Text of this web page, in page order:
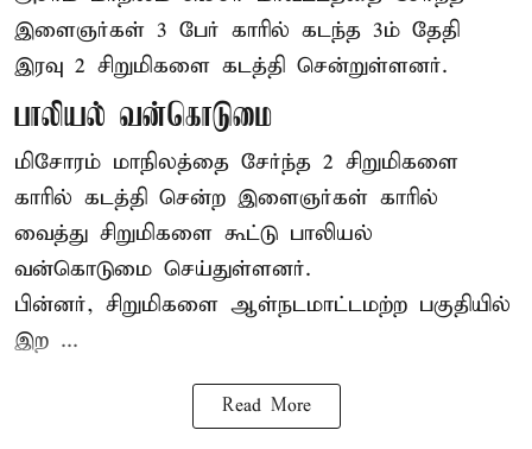
இளைஞர்கள் 3 பேர் காரில் கடந்த 3ம் தேதி
இரவு 2 சிறுமிகளை கடத்தி சென்றுள்ளனர்.
பாலியல் வன்கொடுமை
மிசோரம் மாநிலத்தை சேர்ந்த 2 சிறுமிகளை
காரில் கடத்தி சென்ற இளைஞர்கள் காரில்
வைத்து சிறுமிகளை கூட்டு பாலியல்
வன்கொடுமை செய்துள்ளனர்.
பின்னர், சிறுமிகளை ஆள்நடமாட்டமற்ற பகுதியில்
இற ...
Read More